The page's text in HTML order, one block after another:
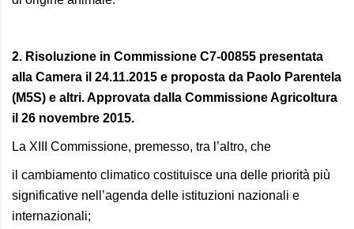
2. Risoluzione in Commissione C7-00855 presentata
alla Camera il 24.11.2015 e proposta da Paolo Parentela
(M5S) e altri. Approvata dalla Commissione Agricoltura
il 26 novembre 2015.
La XIII Commissione, premesso, tra l’altro, che
il cambiamento climatico costituisce una delle priorità più
significative nell’agenda delle istituzioni nazionali e
internazionali;